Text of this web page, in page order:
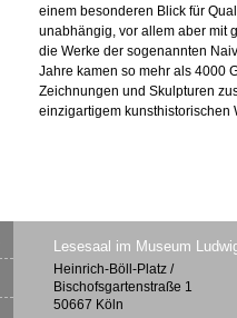
einem besonderen Blick für
unabhängig, vor allem aber mit
die Werke der sogenannten
Jahre kamen so mehr als 4000
Zeichnungen und Skulpturen
einzigartigem kunsthistorischen
Lesesaal im Museum
Heinrich-Böll-Platz /
Bischofsgartenstraße 1
50667 Köln